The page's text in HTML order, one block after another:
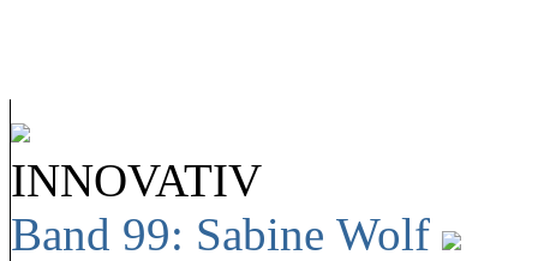
INNOVATIV
Band 99: Sabine Wolf